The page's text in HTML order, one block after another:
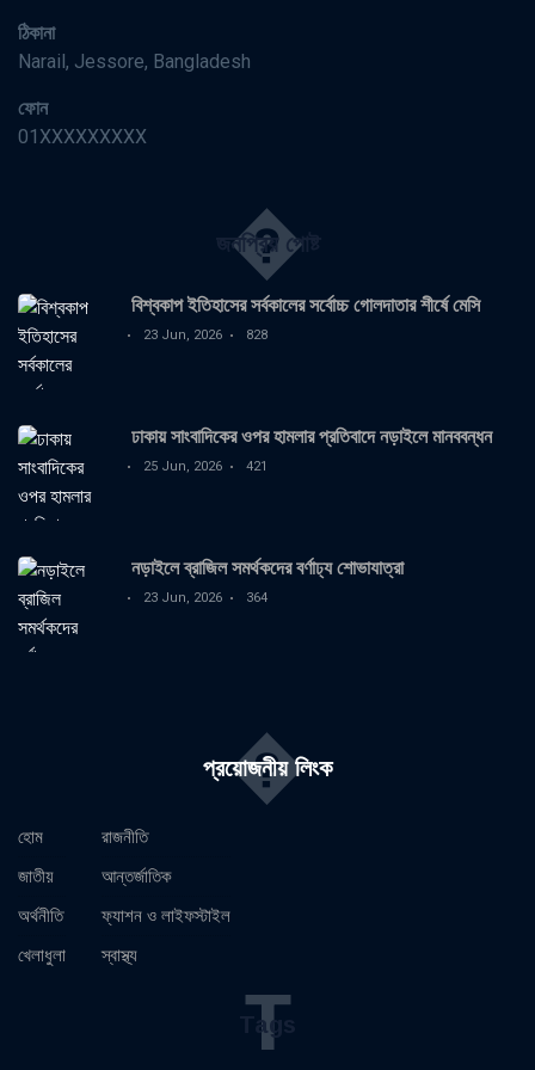
ঠিকানা
Narail, Jessore, Bangladesh
ফোন
01XXXXXXXXX
জনপ্রিয় পোষ্ট
�
বিশ্বকাপ ইতিহাসের সর্বকালের সর্বোচ্চ গোলদাতার শীর্ষে মেসি
23 Jun, 2026 828
ঢাকায় সাংবাদিকের ওপর হামলার প্রতিবাদে নড়াইলে মানববন্ধন
25 Jun, 2026 421
নড়াইলে ব্রাজিল সমর্থকদের বর্ণাঢ্য শোভাযাত্রা
23 Jun, 2026 364
প্রয়োজনীয় লিংক
�
হোম
জাতীয়
অর্থনীতি
খেলাধুলা
রাজনীতি
আন্তর্জাতিক
ফ্যাশন ও লাইফস্টাইল
স্বাস্থ্য
Tags
T